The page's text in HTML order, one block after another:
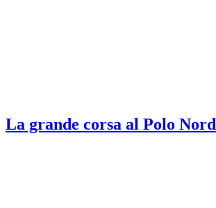
La grande corsa al Polo Nord